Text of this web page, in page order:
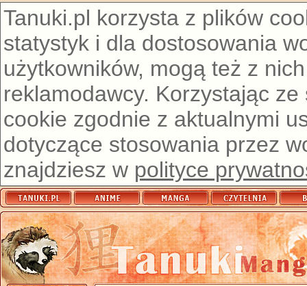
Tanuki.pl korzysta z plików
statystyk i dla dostosowania
użytkowników, mogą też z
reklamodawcy. Korzystając
cookie zgodnie z aktualnymi
dotyczące stosowania przez
znajdziesz w polityce